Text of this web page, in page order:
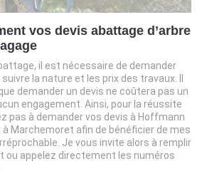
vos devis abattage d’arbre
il est nécessaire de demander
la nature et les prix des travaux. Il
demander un devis ne coûtera pas un
engagement. Ainsi, pour la réussite
pas à demander vos devis à Hoffmann
Marchemoret afin de bénéficier de mes
Je vous invite alors à remplir
ou appelez directement les numéros